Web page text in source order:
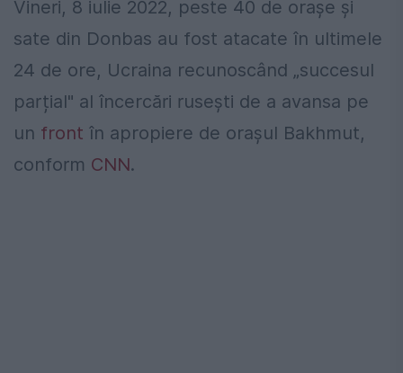
Vineri, 8 iulie 2022, peste 40 de orașe și
sate din Donbas au fost atacate în ultimele
24 de ore, Ucraina recunoscând „succesul
parțial" al încercări rusești de a avansa pe
un front în apropiere de orașul Bakhmut,
conform CNN.